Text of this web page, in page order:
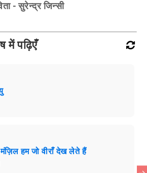
- सुरेन्द्र जिन्सी
में पढ़िएँ
हम जो वीराँ देख लेते हैं